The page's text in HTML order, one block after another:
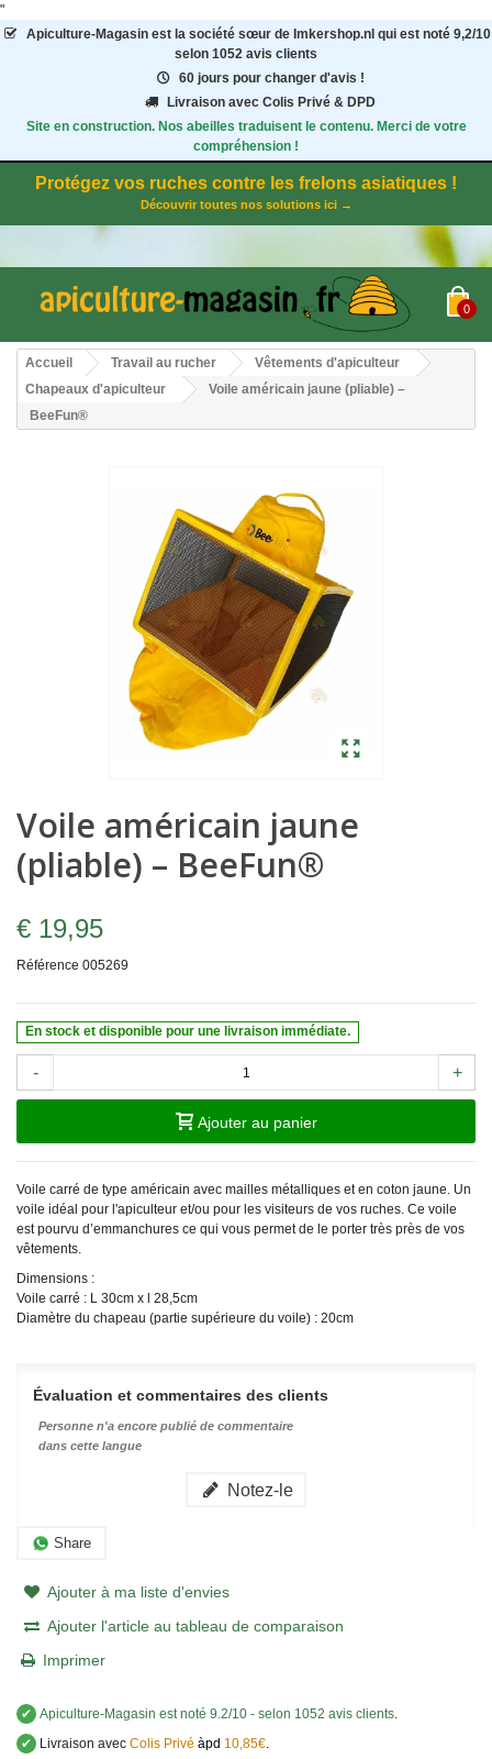
"
Apiculture-Magasinest la société sœur de Imkershop.nl qui est noté 9,2/10
selon 1052 avis clients
60 jours pour changer d'avis !
Livraison avec Colis Privé & DPD
Site en construction. Nos abeilles traduisent le contenu. Merci de votre
compréhension !
Protégez vos ruches contre les frelons asiatiques !
Découvrir toutes nos solutions ici →
0
Accueil Travail au rucher
Vêtements d'apiculteur
Chapeaux d'apiculteur
Voile américain jaune (pliable) –
BeeFun®
Voile américain jaune
(pliable) – BeeFun®
€ 19,95
Référence 005269
En stock et disponible pour une livraison immédiate.
- +
Ajouter au panier
Voile carré de type américain avec mailles métalliques et en coton jaune. Un
voile idéal pour l'apiculteur et/ou pour les visiteurs de vos ruches. Ce voile
est pourvu d’emmanchures ce qui vous permet de le porter très près de vos
vêtements.
Dimensions :
Voile carré : L 30cm x l 28,5cm
Diamètre du chapeau (partie supérieure du voile) : 20cm
Évaluation et commentaires des clients
Personne n'a encore publié de commentaire
dans cette langue
Notez-le
Share
Ajouter à ma liste d'envies
Ajouter l'article au tableau de comparaison
Imprimer
✔ Apiculture-Magasin est noté 9.2/10 - selon 1052 avis clients.
✔
Livraison avec Colis Privé àpd 10,85€.